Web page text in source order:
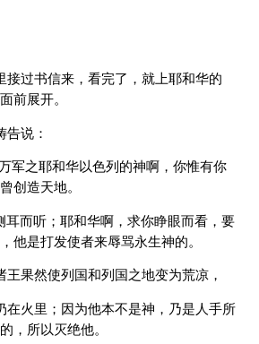
接过书信来，看完了，就上耶和华的
前展开。
说：
军之耶和华以色列的神啊，你惟有你
创造天地。
耳而听；耶和华啊，求你睁眼而看，要
他是打发使者来辱骂永生神的。
王果然使列国和列国之地变为荒凉，
在火里；因为他本不是神，乃是人手所
，所以灭绝他。